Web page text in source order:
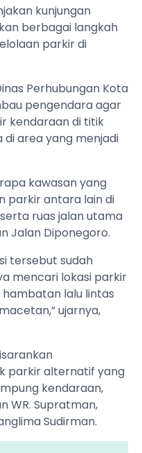
kunjungan
berbagai langkah
parkir di
Perhubungan Kota
pengendara agar
kendaraan di titik
area yang menjadi
kawasan yang
parkir antara lain di
ruas jalan utama
Jalan Diponegoro.
tersebut sudah
mencari lokasi parkir
lalu lintas
ujarnya,
parkir alternatif yang
kendaraan,
WR. Supratman,
Sudirman.